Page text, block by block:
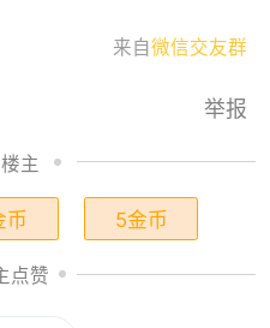
来自微信交友群
举报
主
币 5金币
点赞